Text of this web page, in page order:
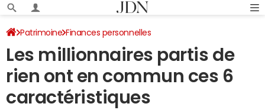
Patrimoine Finances personnelles
Les millionnaires partis de
rien ont en commun ces 6
caractéristiques